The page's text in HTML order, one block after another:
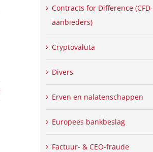
Contracts for Difference (CFD-
aanbieders)
Cryptovaluta
Divers
Erven en nalatenschappen
Europees bankbeslag
Factuur- & CEO-fraude